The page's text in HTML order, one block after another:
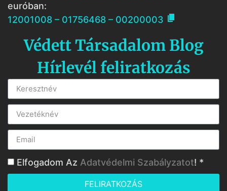
euróban:
12001008 – 01756468 – 00200003 
Védett Társadalom Blog
Hírlevél feliratkozás
Elfogadom Az Adatvédelmi Szabályzatot! *
FELIRATKOZÁS